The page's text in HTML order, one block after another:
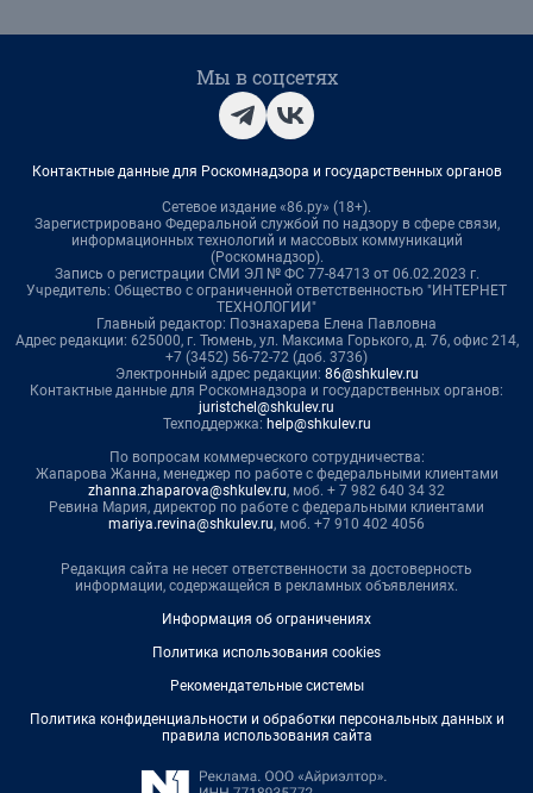
Мы в соцсетях
Контактные данные для Роскомнадзора и государственных органов
Сетевое издание «86.ру» (18+).
Зарегистрировано Федеральной службой по надзору в сфере связи,
информационных технологий и массовых коммуникаций
(Роскомнадзор).
Запись о регистрации СМИ ЭЛ № ФС 77-84713 от 06.02.2023 г.
Учредитель: Общество с ограниченной ответственностью "ИНТЕРНЕТ
ТЕХНОЛОГИИ"
Главный редактор: Познахарева Елена Павловна
Адрес редакции: 625000, г. Тюмень, ул. Максима Горького, д. 76, офис 214,
+7 (3452) 56-72-72 (доб. 3736)
Электронный адрес редакции: 86@shkulev.ru
Контактные данные для Роскомнадзора и государственных органов:
juristchel@shkulev.ru
Техподдержка: help@shkulev.ru
По вопросам коммерческого сотрудничества:
Жапарова Жанна, менеджер по работе с федеральными клиентами
zhanna.zhaparova@shkulev.ru, моб. + 7 982 640 34 32
Ревина Мария, директор по работе с федеральными клиентами
mariya.revina@shkulev.ru, моб. +7 910 402 4056
Редакция сайта не несет ответственности за достоверность
информации, содержащейся в рекламных объявлениях.
Информация об ограничениях
Политика использования cookies
Рекомендательные системы
Политика конфиденциальности и обработки персональных данных и
правила использования сайта